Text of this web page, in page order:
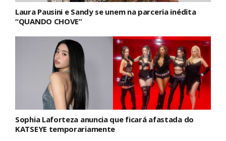
Laura Pausini e Sandy se unem na parceria inédita
“QUANDO CHOVE”
Sophia Laforteza anuncia que ficará afastada do
KATSEYE temporariamente